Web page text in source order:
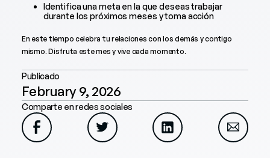
Identifica una meta en la que deseas trabajar
durante los próximos meses y toma acción
En este tiempo celebra tu relaciones con los demás y contigo
mismo. Disfruta este mes y vive cada momento.
Publicado
February 9, 2026
Comparte en redes sociales